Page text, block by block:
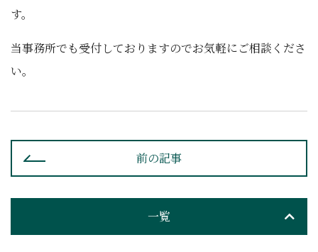
す。
当事務所でも受付しておりますのでお気軽にご相談くださ
い。
前の記事
一覧